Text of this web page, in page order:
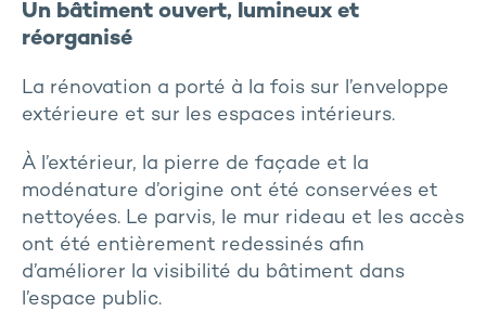
Un bâtiment ouvert, lumineux et
réorganisé
La rénovation a porté à la fois sur l’enveloppe
extérieure et sur les espaces intérieurs.
À l’extérieur, la pierre de façade et la
modénature d’origine ont été conservées et
nettoyées. Le parvis, le mur rideau et les accès
ont été entièrement redessinés afin
d’améliorer la visibilité du bâtiment dans
l’espace public.